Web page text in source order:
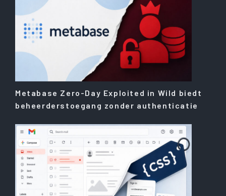
Metabase Zero-Day Exploited in Wild biedt
beheerderstoegang zonder authenticatie